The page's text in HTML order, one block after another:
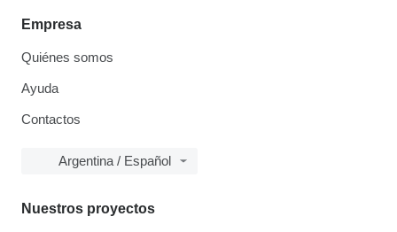
Empresa
Quiénes somos
Ayuda
Contactos
Argentina / Español
Nuestros proyectos